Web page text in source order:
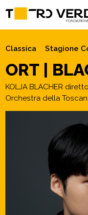
Classica Stagione
ORT |
KOLJA BLACHER
Orchestra della